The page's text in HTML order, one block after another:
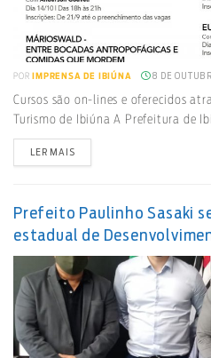
POR IMPRENSA DE IBIÚNA 8 DE
Cursos são on-lines e oferecidos
Turismo de Ibiúna A Prefeitura de
LER MAIS
Prefeito Paulinho Sasaki
estadual de